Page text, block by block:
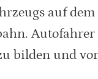
auf
bilden und